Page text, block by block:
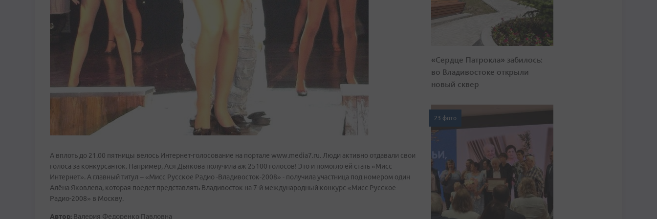
А вплоть до 21.00 пятницы велось Интернет-голосование на портале www.media7.ru. Люди активно отдавали свои
голоса за конкурсанток. Например, Ася Дьякова получила аж 25100 голосов! Это и помогло ей стать «Мисс
Интернет». А главный титул – «Мисс Русское Радио -Владивосток-2008» - получила участница под номером один
Алёна Яковлева, которая поедет представлять Владивосток на 7-й международный конкурс «Мисс Русское
Радио-2008» в Москву.
Автор: Валерия Федоренко Павловна
«Сердце Патрокла» забилось:
во Владивостоке открыли
новый сквер
23 фото